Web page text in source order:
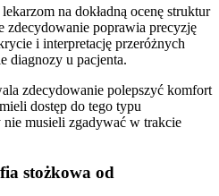
na dokładną ocenę struktur
zdecydowanie poprawia precyzję
i interpretację przeróżnych
diagnozy u pacjenta.
zdecydowanie polepszyć komfort
dostęp do tego typu
musieli zgadywać w trakcie
stożkowa od